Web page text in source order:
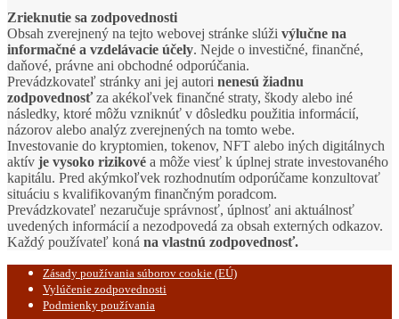
Zrieknutie sa zodpovednosti
Obsah zverejnený na tejto webovej stránke slúži výlučne na
informačné a vzdelávacie účely. Nejde o investičné, finančné,
daňové, právne ani obchodné odporúčania.
Prevádzkovateľ stránky ani jej autori nenesú žiadnu
zodpovednosťza akékoľvek finančné straty, škody alebo iné
následky, ktoré môžu vzniknúť v dôsledku použitia informácií,
názorov alebo analýz zverejnených na tomto webe.
Investovanie do kryptomien, tokenov, NFT alebo iných digitálnych
aktív je vysoko rizikové a môže viesť k úplnej strate investovaného
kapitálu. Pred akýmkoľvek rozhodnutím odporúčame konzultovať
situáciu s kvalifikovaným finančným poradcom.
Prevádzkovateľ nezaručuje správnosť, úplnosť ani aktuálnosť
uvedených informácií a nezodpovedá za obsah externých odkazov.
Každý používateľ koná na vlastnú zodpovednosť.
Zásady používania súborov cookie (EÚ)
Vylúčenie zodpovednosti
Podmienky používania